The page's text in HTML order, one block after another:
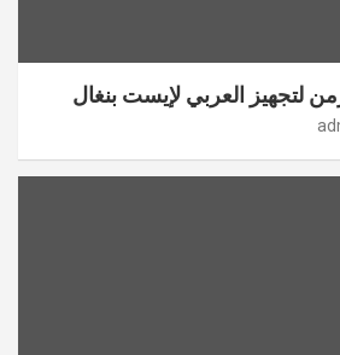
لتجهيز العربي لإيست بنغال